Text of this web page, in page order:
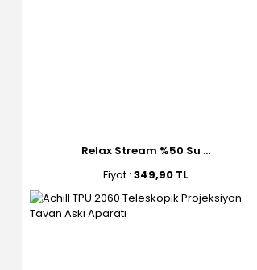
Relax Stream %50 Su ...
Fiyat : 349,90 TL